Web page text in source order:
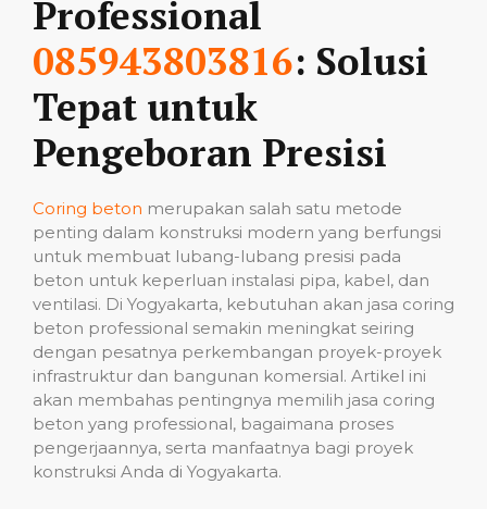
Professional
085943803816: Solusi
Tepat untuk
Pengeboran Presisi
Coring beton merupakan salah satu metode
penting dalam konstruksi modern yang berfungsi
untuk membuat lubang-lubang presisi pada
beton untuk keperluan instalasi pipa, kabel, dan
ventilasi. Di Yogyakarta, kebutuhan akan jasa coring
beton professional semakin meningkat seiring
dengan pesatnya perkembangan proyek-proyek
infrastruktur dan bangunan komersial. Artikel ini
akan membahas pentingnya memilih jasa coring
beton yang professional, bagaimana proses
pengerjaannya, serta manfaatnya bagi proyek
konstruksi Anda di Yogyakarta.